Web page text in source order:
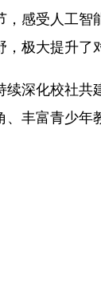
，感受人工
极大提升了
化校社共
丰富青少年